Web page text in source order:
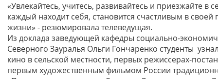
«Увлекайтесь, учитесь, развивайтесь и приезжайте в
каждый находит себя, становится счастливым в своей
жизни» - резюмировала телеведущая.
Из доклада заведующей кафедры социально-
Северного Зауралья Ольги Гончаренко студенты
кино в сельской местности, первых режиссерах-
первым художественным фильмом России